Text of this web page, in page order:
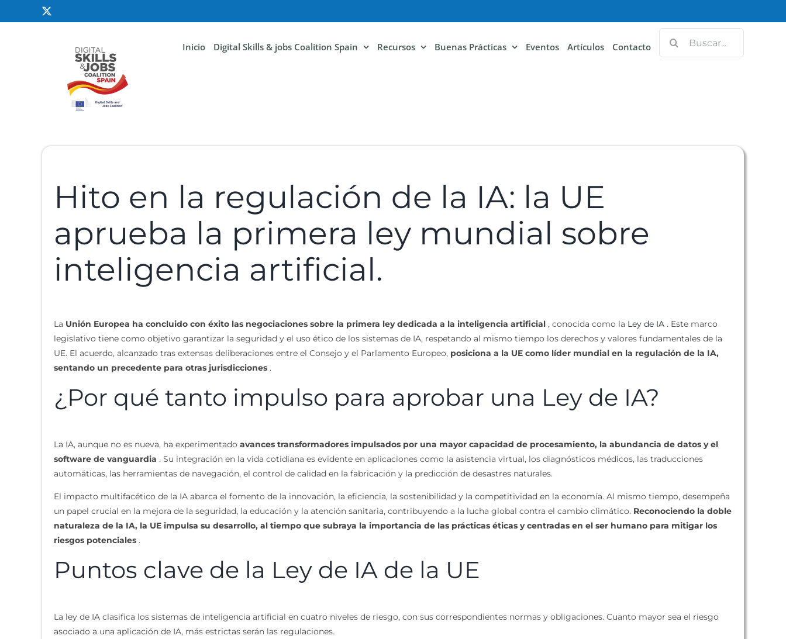
Inicio Digital Skills & jobs Coalition Spain Recursos Buenas Prácticas Eventos Artículos Contacto
Hito en la regulación de la IA: la UE
aprueba la primera ley mundial sobre
inteligencia artificial.
La Unión Europea ha concluido con éxito las negociaciones sobre la primera ley dedicada a la inteligencia artificial, conocida como la Ley de IA. Este marco
legislativo tiene como objetivo garantizar la seguridad y el uso ético de los sistemas de IA, respetando al mismo tiempo los derechos y valores fundamentales de la
UE. El acuerdo, alcanzado tras extensas deliberaciones entre el Consejo y el Parlamento Europeo, posiciona a la UE como líder mundial en la regulación de la IA,
sentando un precedente para otras jurisdicciones.
¿Por qué tanto impulso para aprobar una Ley de IA?
La IA, aunque no es nueva, ha experimentado avances transformadores impulsados por una mayor capacidad de procesamiento, la abundancia de datos y el
software de vanguardia . Su integración en la vida cotidiana es evidente en aplicaciones como la asistencia virtual, los diagnósticos médicos, las traducciones
automáticas, las herramientas de navegación, el control de calidad en la fabricación y la predicción de desastres naturales.
El impacto multifacético de la IA abarca el fomento de la innovación, la eficiencia, la sostenibilidad y la competitividad en la economía. Al mismo tiempo, desempeña
un papel crucial en la mejora de la seguridad, la educación y la atención sanitaria, contribuyendo a la lucha global contra el cambio climático. Reconociendo la doble
naturaleza de la IA, la UE impulsa su desarrollo, al tiempo que subraya la importancia de las prácticas éticas y centradas en el ser humano para mitigar los
riesgos potenciales.
Puntos clave de la Ley de IA de la UE
La ley de IA clasifica los sistemas de inteligencia artificial en cuatro niveles de riesgo, con sus correspondientes normas y obligaciones. Cuanto mayor sea el riesgo
asociado a una aplicación de IA, más estrictas serán las regulaciones.